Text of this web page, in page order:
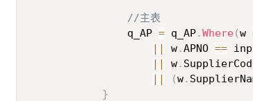
//主表
                q_AP
= q_AP.Where(w
||
w.APNO ==
||
w.
||
(w.
}